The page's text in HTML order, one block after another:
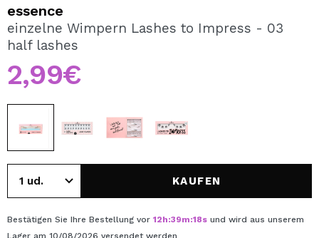
REGISTRIEREN
Durch die Erstellung eines Kontos bei Maquillalia.de
können Sie Ihre Einkäufe schnell tätigen, den Status Ihrer
Bestellungen überprüfen und Ihre bisherigen Vorgänge
einsehen.
BENUTZERKONTO ERSTELLEN
essence
einzelne Wimpern Lashes to Impress - 03
half lashes
2,99€
KAUFEN
Bestätigen Sie Ihre Bestellung vor 12h:39m:18s und wird aus unserem
Lager am 10/08/2026 versendet werden